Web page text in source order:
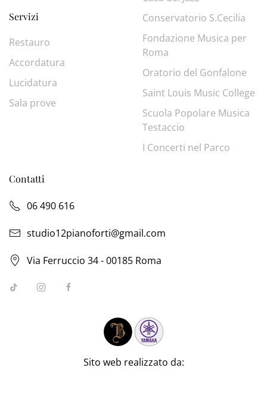
Servizi
Restauro
Accordatura
Lucidatura
Sala prove
Conservatorio S.Cecilia
Fondazione Musica per
Roma
Oratorio del Gonfalone
Saint Louis Music College
Scuola Popolare Musica
Testaccio
I Concerti nel Parco
Contatti
06 490 616
studio12pianoforti@gmail.com
Via Ferruccio 34 - 00185 Roma
Sito web realizzato da: